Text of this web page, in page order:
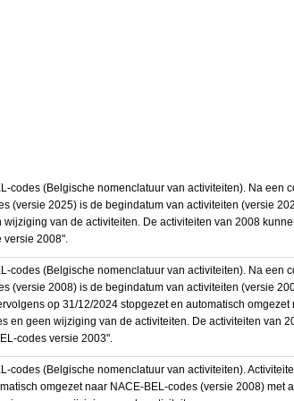
codes (Belgische nomenclatuur van activiteiten). Na een
(versie 2025) is de begindatum van activiteiten (versie
van de activiteiten. De activiteiten van 2008
versie 2008".
codes (Belgische nomenclatuur van activiteiten). Na een
(versie 2008) is de begindatum van activiteiten (versie
op 31/12/2024 stopgezet en automatisch omgezet
en geen wijziging van de activiteiten. De activiteiten van
codes versie 2003".
(Belgische nomenclatuur van activiteiten).
omgezet naar NACE-BEL-codes (versie 2008) met